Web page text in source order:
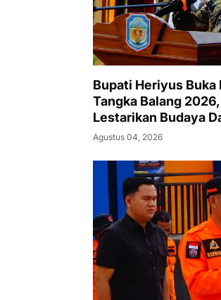
Bupati Heriyus
Tangka Balang
Lestarikan Budaya
Agustus 04, 2026